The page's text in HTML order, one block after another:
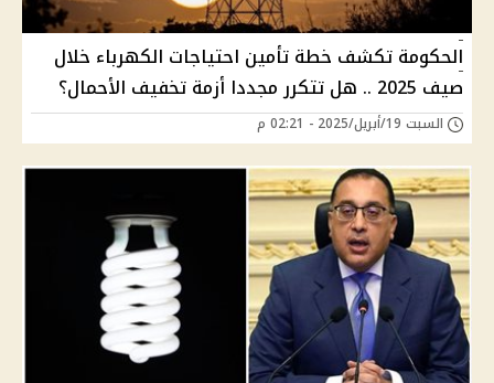
الحكومة تكشف خطة تأمين احتياجات الكهرباء خلال
صيف 2025 .. هل تتكرر مجددا أزمة تخفيف الأحمال؟
السبت 19/أبريل/2025 - 02:21 م